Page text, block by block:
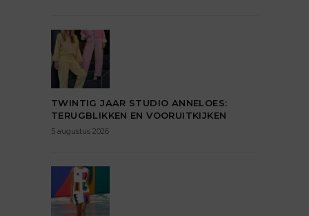
TWINTIG JAAR STUDIO ANNELOES:
TERUGBLIKKEN EN VOORUITKIJKEN
5 augustus 2026